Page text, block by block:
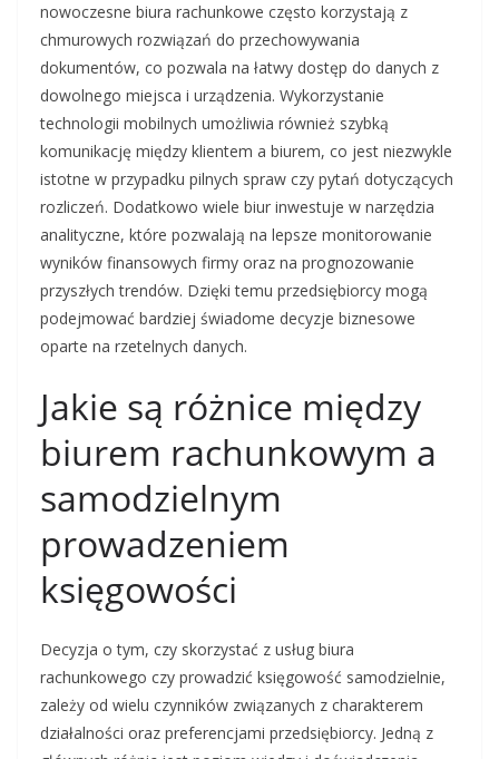
nowoczesne biura rachunkowe często korzystają z
chmurowych rozwiązań do przechowywania
dokumentów, co pozwala na łatwy dostęp do danych z
dowolnego miejsca i urządzenia. Wykorzystanie
technologii mobilnych umożliwia również szybką
komunikację między klientem a biurem, co jest niezwykle
istotne w przypadku pilnych spraw czy pytań dotyczących
rozliczeń. Dodatkowo wiele biur inwestuje w narzędzia
analityczne, które pozwalają na lepsze monitorowanie
wyników finansowych firmy oraz na prognozowanie
przyszłych trendów. Dzięki temu przedsiębiorcy mogą
podejmować bardziej świadome decyzje biznesowe
oparte na rzetelnych danych.
Jakie są różnice między
biurem rachunkowym a
samodzielnym
prowadzeniem
księgowości
Decyzja o tym, czy skorzystać z usług biura
rachunkowego czy prowadzić księgowość samodzielnie,
zależy od wielu czynników związanych z charakterem
działalności oraz preferencjami przedsiębiorcy. Jedną z